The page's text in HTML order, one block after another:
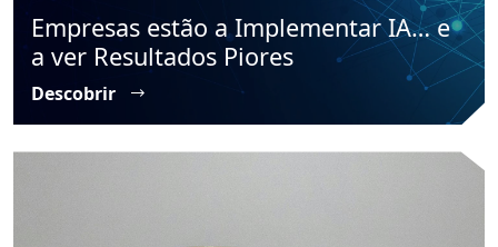
Empresas estão a Implementar IA… e
a ver Resultados Piores
Descobrir